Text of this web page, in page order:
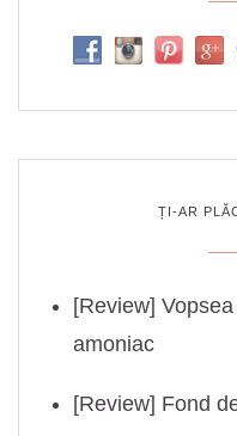
ȚI-AR
[Review]
amoniac
[Review] Fond